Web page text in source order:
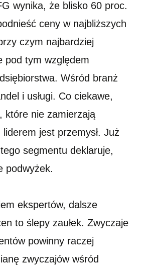
wynika, że blisko 60 proc.
ceny w najbliższych
czym najbardziej
pod tym względem
Wśród branż
i usługi. Co ciekawe,
które nie zamierzają
jest przemysł. Już
segmentu deklaruje,
podwyżek.
ekspertów, dalsze
to ślepy zaułek. Zwyczaje
powinny raczej
zwyczajów wśród